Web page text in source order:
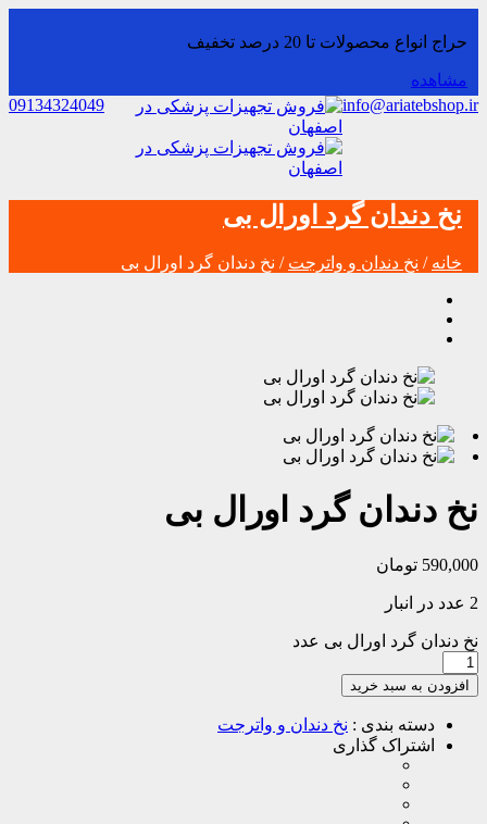
حراج انواع محصولات تا 20 درصد تخفیف
مشاهده
info@ariatebshop.ir
09134324049
نخ دندان گرد اورال بی
خانه / نخ دندان و واترجت / نخ دندان گرد اورال بی
نخ دندان گرد اورال بی
590,000 تومان
2 عدد در انبار
نخ دندان گرد اورال بی عدد
افزودن به سبد خرید
دسته بندی : نخ دندان و واترجت
اشتراک گذاری